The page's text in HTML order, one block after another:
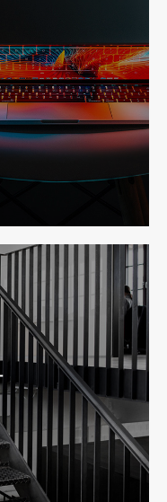
收别放到最后
和后台要先写清
产品询盘字段
客户判断实力